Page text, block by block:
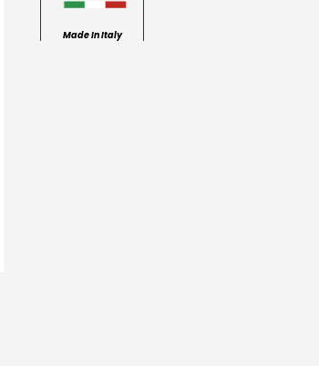
Made In Italy